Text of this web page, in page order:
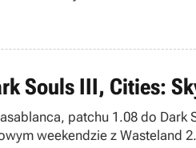
Souls III, Cities:
patchu 1.08 do
weekendzie z